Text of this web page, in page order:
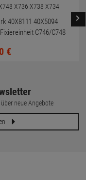
40X8111 40X5094
C746/C748
€
neue Angebote